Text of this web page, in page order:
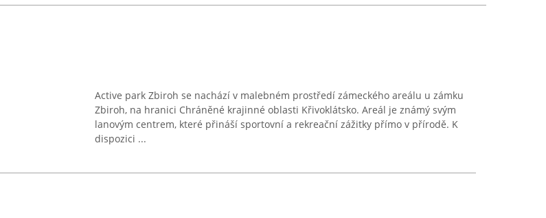
Active park Zbiroh se nachází v malebném prostředí zámeckého areálu u zámku
Zbiroh, na hranici Chráněné krajinné oblasti Křivoklátsko. Areál je známý svým
lanovým centrem, které přináší sportovní a rekreační zážitky přímo v přírodě. K
dispozici ...